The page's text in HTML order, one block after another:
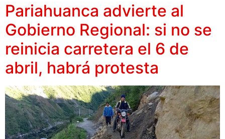
Pariahuanca advierte al
Gobierno Regional: si no se
reinicia carretera el 6 de
abril, habrá protesta